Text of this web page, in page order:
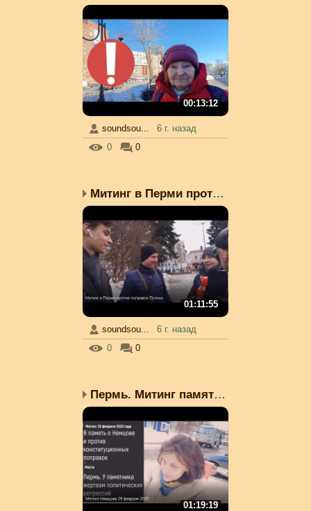
00:13:12
soundsou...
6 г. назад
0
0
Митинг в Перми против у...
01:11:55
soundsou...
6 г. назад
0
0
Пермь. Митинг памяти Б....
01:19:19